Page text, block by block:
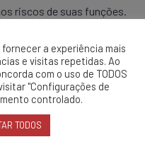
riscos de suas funções.
DIZEM
a experiência mais
e visitas repetidas. Ao
com o uso de TODOS
"Configurações de
controlado.
TODOS